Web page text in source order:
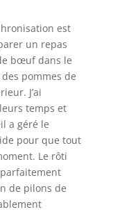
est
un repas
bœuf dans le
pommes de
J’ai
temps et
a géré le
pour que tout
Le rôti
de pilons de